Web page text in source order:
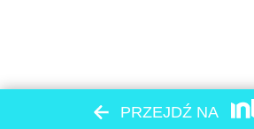
PRZEJDŹ NA